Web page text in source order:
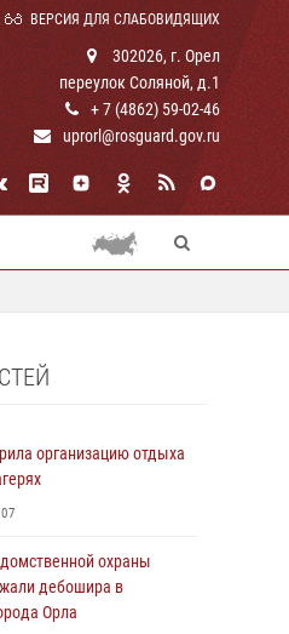
ВЕРСИЯ ДЛЯ СЛАБОВИДЯЩИХ
302026, г. Орел
переулок Соляной, д.1
+ 7 (4862) 59-02-46
uprorl@rosguard.gov.ru
организацию отдыха
охраны
дебошира в
Орла